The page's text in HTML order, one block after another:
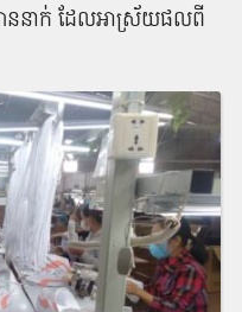
នាក់ ដែល​អាស្រ័យ​ផល​ពី​